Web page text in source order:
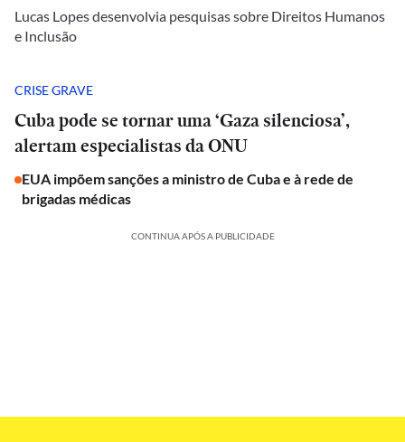
Lucas Lopes desenvolvia pesquisas sobre Direitos Humanos
e Inclusão
CRISE GRAVE
Cuba pode se tornar uma ‘Gaza silenciosa’,
alertam especialistas da ONU
EUA impõem sanções a ministro de Cuba e à rede de
brigadas médicas
CONTINUA APÓS A PUBLICIDADE